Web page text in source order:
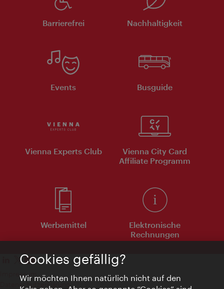
Barrierefrei Nachhaltigkeit
Events Busguide
Vienna Experts Club
Vienna City Card
Affiliate Programm
Werbemittel
Elektronische
Rechnungen
Impressum
Datenschutzerklärung
Cookies gefällig?
Wir möchten Ihnen natürlich nicht auf den